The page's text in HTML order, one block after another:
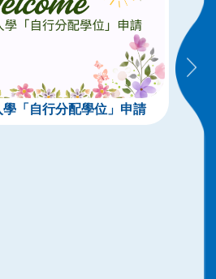
「自行分配學位」申請